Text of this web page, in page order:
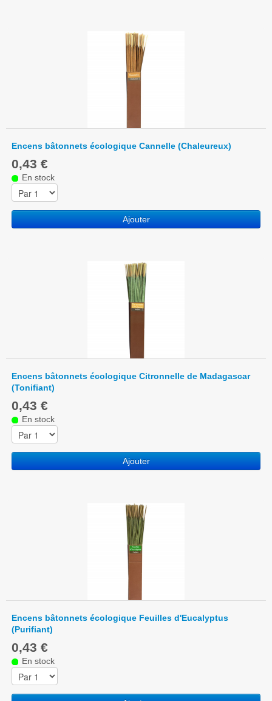
Encens bâtonnets écologique Cannelle (Chaleureux)
0,43 €
En stock
Ajouter
Encens bâtonnets écologique Citronnelle de Madagascar
(Tonifiant)
0,43 €
En stock
Ajouter
Encens bâtonnets écologique Feuilles d'Eucalyptus
(Purifiant)
0,43 €
En stock